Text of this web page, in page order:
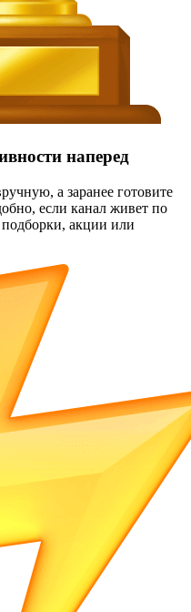
наперед
а заранее готовите
если канал живет по
акции или